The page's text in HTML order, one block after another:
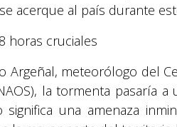
acerque al país durante
horas cruciales
Argeñal, meteorólogo del
la tormenta pasaría
una amenaza